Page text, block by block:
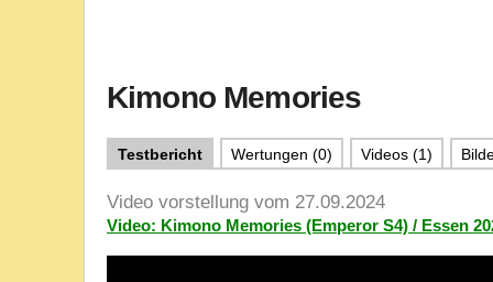
Kimono Memories
Testbericht Wertungen (0) Videos (1)
Video vorstellung vom 27.09.2024
Video: Kimono Memories (Emperor S4) / Essen